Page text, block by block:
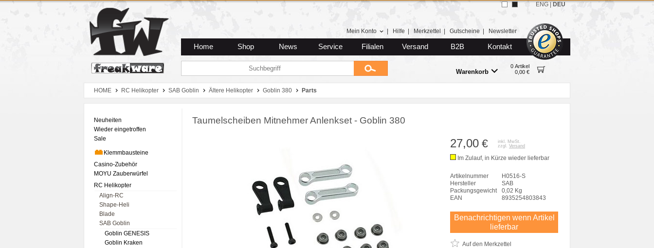
Zum Hauptmenue
Zum Seiteninhalt
Zum Warenkob
Mein Konto Hilfe Merkzettel Gutscheine Newsletter
Home Shop News Service Filialen Versand B2B Kontakt
Warenkorb
0 Artikel
0,00 €
ENG DEU
HOME RC Helikopter SAB Goblin Ältere Helikopter Goblin 380 Parts
Neuheiten
Wieder eingetroffen
Sale
Klemmbausteine
Casino-Zubehör
MOYU Zauberwürfel
RC Helikopter
Align-RC
Shape-Heli
Blade
SAB Goblin
Goblin GENESIS
Goblin Kraken
Taumelscheiben Mitnehmer Anlenkset - Goblin 380
27,00 €
inkl. MwSt.
zzgl. Versand
Im Zulauf, in Kürze wieder lieferbar
Artikelnummer
H0516-S
Hersteller
SAB
Packungsgewicht
0,02 Kg
EAN
8935254803843
Benachrichtigen wenn Artikel
lieferbar
Auf den Merkzettel